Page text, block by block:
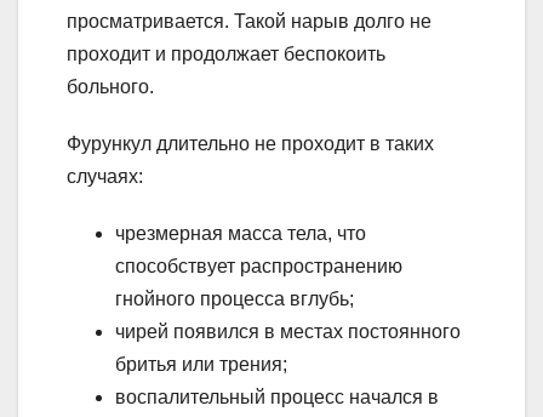
просматривается. Такой нарыв долго не
проходит и продолжает беспокоить
больного.
Фурункул длительно не проходит в таких
случаях:
чрезмерная масса тела, что
способствует распространению
гнойного процесса вглубь;
чирей появился в местах постоянного
бритья или трения;
воспалительный процесс начался в